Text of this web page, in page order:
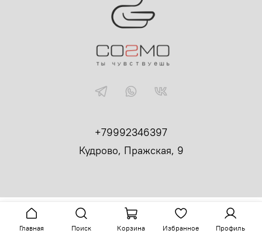
+79992346397
Кудрово, Пражская, 9
Главная Поиск Корзина Избранное Профиль